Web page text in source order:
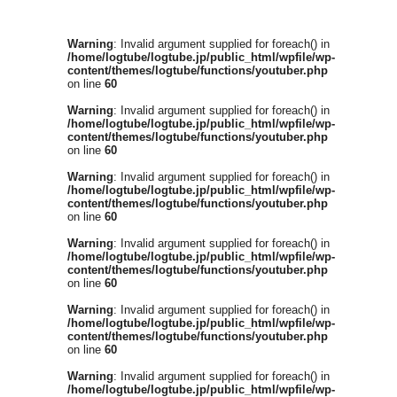
Warning: Invalid argument supplied for foreach() in
/home/logtube/logtube.jp/public_html/wpfile/wp-
content/themes/logtube/functions/youtuber.php
on line 60
Warning: Invalid argument supplied for foreach() in
/home/logtube/logtube.jp/public_html/wpfile/wp-
content/themes/logtube/functions/youtuber.php
on line 60
Warning: Invalid argument supplied for foreach() in
/home/logtube/logtube.jp/public_html/wpfile/wp-
content/themes/logtube/functions/youtuber.php
on line 60
Warning: Invalid argument supplied for foreach() in
/home/logtube/logtube.jp/public_html/wpfile/wp-
content/themes/logtube/functions/youtuber.php
on line 60
Warning: Invalid argument supplied for foreach() in
/home/logtube/logtube.jp/public_html/wpfile/wp-
content/themes/logtube/functions/youtuber.php
on line 60
Warning: Invalid argument supplied for foreach() in
/home/logtube/logtube.jp/public_html/wpfile/wp-